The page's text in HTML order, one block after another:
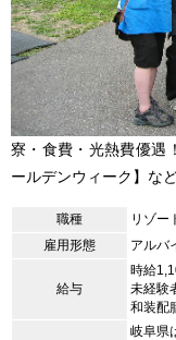
寮・食費・光熱費優遇
ールデンウィーク】な
職種
リゾー
雇用形態
アルバ
給与
時給
未経験
和装配
岐阜県